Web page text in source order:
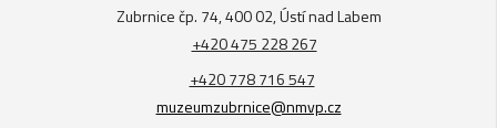
Zubrnice čp. 74, 400 02, Ústí nad Labem
+420 475 228 267
+420 778 716 547
muzeumzubrnice@nmvp.cz